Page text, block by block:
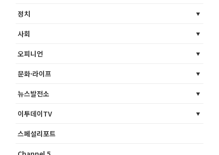
정치
사회
오피니언
문화·라이프
뉴스발전소
이투데이TV
스페셜리포트